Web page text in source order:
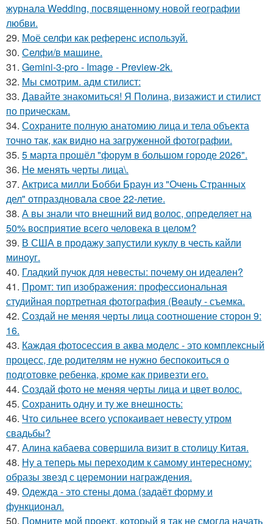
журнала Wedding, посвященному новой географии
любви.
29. Моё селфи как референс используй.
30. Селфи/в машине.
31. Gemini-3-pro - Image - Preview-2k.
32. Мы смотрим. адм стилист:
33. Давайте знакомиться! Я Полина, визажист и стилист
по прическам.
34. Сохраните полную анатомию лица и тела объекта
точно так, как видно на загруженной фотографии.
35. 5 марта прошёл "форум в большом городе 2026".
36. Не менять черты лица\.
37. Актриса милли Бобби Браун из "Очень Странных
дел" отпраздновала свое 22-летие.
38. А вы знали что внешний вид волос, определяет на
50% восприятие всего человека в целом?
39. В США в продажу запустили куклу в честь кайли
миноуг.
40. Гладкий пучок для невесты: почему он идеален?
41. Промт: тип изображения: профессиональная
студийная портретная фотография (Beauty - съемка.
42. Создай не меняя черты лица соотношение сторон 9:
16.
43. Каждая фотосессия в аква моделс - это комплексный
процесс, где родителям не нужно беспокоиться о
подготовке ребенка, кроме как привезти его.
44. Создай фото не меняя черты лица и цвет волос.
45. Сохранить одну и ту же внешность:
46. Что сильнее всего успокаивает невесту утром
свадьбы?
47. Алина кабаева совершила визит в столицу Китая.
48. Ну а теперь мы переходим к самому интересному:
образы звезд с церемонии награждения.
49. Одежда - это стены дома (задаёт форму и
функционал.
50. Помните мой проект, который я так не смогла начать